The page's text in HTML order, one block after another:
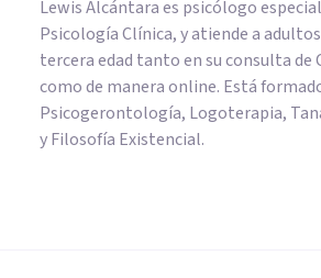
Lewis Alcántara es psicólogo
Psicología Clínica, y atiende a
tercera edad tanto en su consulta de
como de manera online. Está
Psicogerontología, Logoterapia,
y Filosofía Existencial.